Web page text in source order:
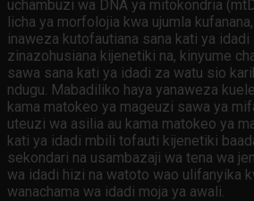
uchambuzi wa DNA ya mitokondria
licha ya morfolojia kwa ujumla
inaweza kutofautiana sana kati ya idadi
zinazohusiana kijenetiki na, kinyume
sawa sana kati ya idadi za watu sio
ndugu. Mabadiliko haya yanaweza
kama matokeo ya mageuzi sawa ya
uteuzi wa asilia au kama matokeo ya
kati ya idadi mbili tofauti kijenetiki
sekondari na usambazaji wa tena wa
wa idadi hizi na watoto wao ulifanyika
wanachama wa idadi moja ya awali.